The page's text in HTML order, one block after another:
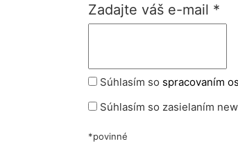
Zadajte váš e-mail *
Súhlasím so spracovaním
Súhlasím so zasielaním
*povinné